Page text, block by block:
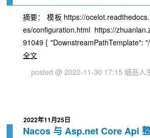
摘要： 模板 https://
es/configuration.html https://
91049 { "DownstreamPathTemplate":
全文
posted @ 2022-11-30 17:15 细品人
2022年11月25日
Nacos 与 Asp.net Core Api